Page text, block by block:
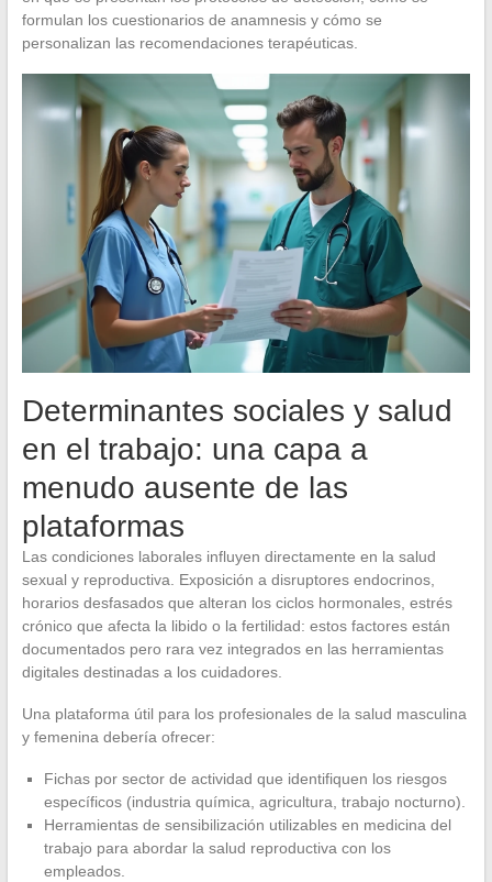
formulan los cuestionarios de anamnesis y cómo se
personalizan las recomendaciones terapéuticas.
Determinantes sociales y salud
en el trabajo: una capa a
menudo ausente de las
plataformas
Las condiciones laborales influyen directamente en la salud
sexual y reproductiva. Exposición a disruptores endocrinos,
horarios desfasados que alteran los ciclos hormonales, estrés
crónico que afecta la libido o la fertilidad: estos factores están
documentados pero rara vez integrados en las herramientas
digitales destinadas a los cuidadores.
Una plataforma útil para los profesionales de la salud masculina
y femenina debería ofrecer:
Fichas por sector de actividad que identifiquen los riesgos
específicos (industria química, agricultura, trabajo nocturno).
Herramientas de sensibilización utilizables en medicina del
trabajo para abordar la salud reproductiva con los
empleados.